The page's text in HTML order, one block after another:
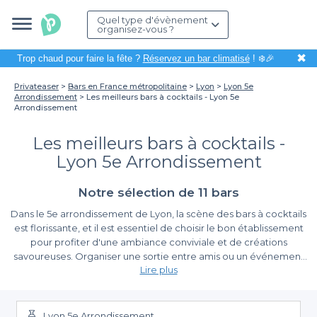
Quel type d'évènement
organisez-vous ?
Trop chaud pour faire la fête ? Réservez un bar climatisé! ❄️🎉 ✖
Privateaser Bars en France métropolitaine Lyon
Lyon 5e
Arrondissement
Les meilleurs bars à cocktails - Lyon 5e
Arrondissement
Les meilleurs bars à cocktails -
Lyon 5e Arrondissement
Notre sélection de 11 bars
Dans le 5e arrondissement de Lyon, la scène des bars à cocktails
est florissante, et il est essentiel de choisir le bon établissement
pour profiter d'une ambiance conviviale et de créations
savoureuses. Organiser une sortie entre amis ou un événement
spécial dans l'un de ces bars peut transformer votre moment en
Un Vaste Choix Pour Tous Les Goûts
Lire plus